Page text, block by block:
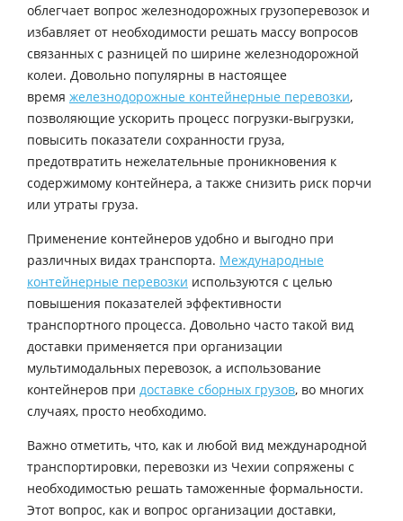
облегчает вопрос железнодорожных грузоперевозок и
избавляет от необходимости решать массу вопросов
связанных с разницей по ширине железнодорожной
колеи. Довольно популярны в настоящее
время железнодорожные контейнерные перевозки,
позволяющие ускорить процесс погрузки-выгрузки,
повысить показатели сохранности груза,
предотвратить нежелательные проникновения к
содержимому контейнера, а также снизить риск порчи
или утраты груза.
Применение контейнеров удобно и выгодно при
различных видах транспорта. Международные
контейнерные перевозки используются с целью
повышения показателей эффективности
транспортного процесса. Довольно часто такой вид
доставки применяется при организации
мультимодальных перевозок, а использование
контейнеров при доставке сборных грузов, во многих
случаях, просто необходимо.
Важно отметить, что, как и любой вид международной
транспортировки, перевозки из Чехии сопряжены с
необходимостью решать таможенные формальности.
Этот вопрос, как и вопрос организации доставки,